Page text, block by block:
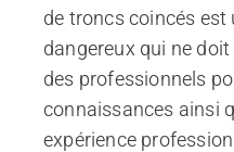
de troncs coincés
dangereux qui ne
des professionnels
connaissances ainsi
expérience